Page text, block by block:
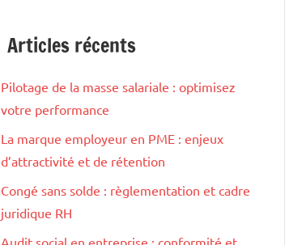
Articles récents
Pilotage de la masse salariale : optimisez
votre performance
La marque employeur en PME : enjeux
d’attractivité et de rétention
Congé sans solde : règlementation et cadre
juridique RH
Audit social en entreprise : conformité et